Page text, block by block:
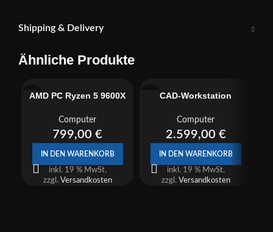
Shipping & Delivery
Ähnliche Produkte
AMD PC Ryzen 5 9600X
Computer
799,00 €
IN DEN WARENKORB
inkl. 19 % MwSt.
zzgl. Versandkosten
CAD-Workstation
Computer
2.599,00 €
IN DEN WARENKORB
inkl. 19 % MwSt.
zzgl. Versandkosten